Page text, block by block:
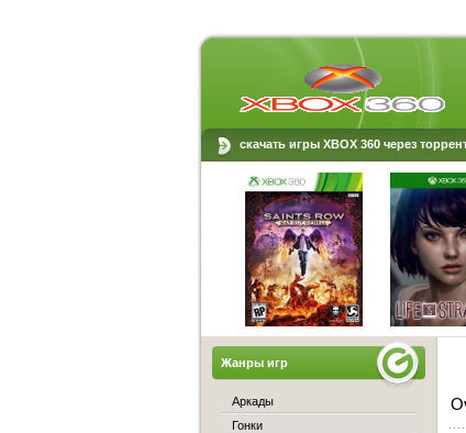
скачать игры XBOX 360 через
Жанры игр
Аркады
Гонки